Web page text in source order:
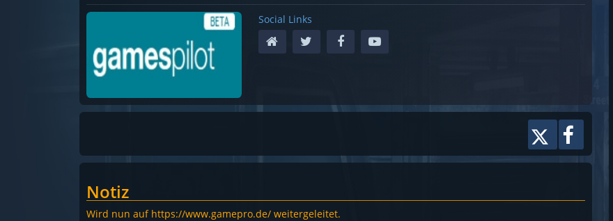
Social Links
Notiz
Wird nun auf https://www.gamepro.de/ weitergeleitet.